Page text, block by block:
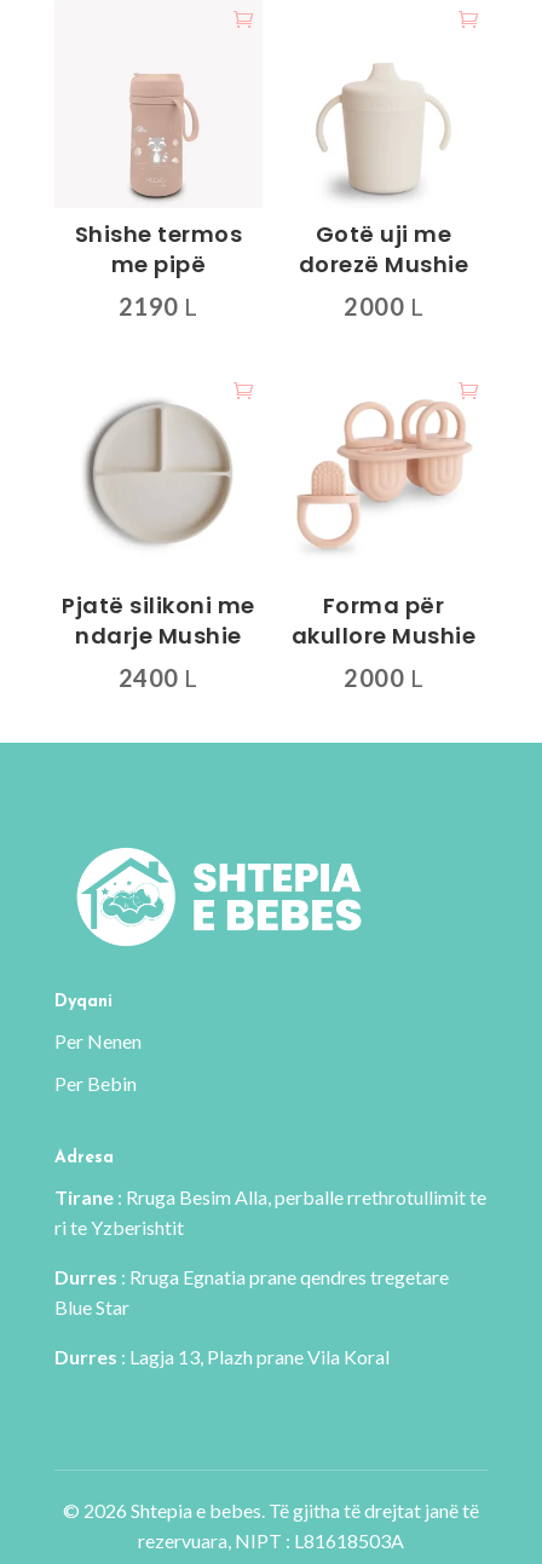
Shishe termos
me pipë
2190 L
Gotë uji me
dorezë Mushie
2000 L
variante.
Mundësitë
mund
faqja
Pjatë silikoni me
ndarje Mushie
2400 L
produkt
Mundësitë
mund
te
e
produktit
Forma për
akullore Mushie
2000 L
Dyqani
Per Nenen
Per Bebin
Adresa
Tirane : Rruga Besim Alla, perballe rrethrotullimit te
ri te Yzberishtit
Durres : Rruga Egnatia prane qendres tregetare
Blue Star
Durres : Lagja 13, Plazh prane Vila Koral
© 2026 Shtepia e bebes. Të gjitha të drejtat janë të
rezervuara, NIPT : L81618503A